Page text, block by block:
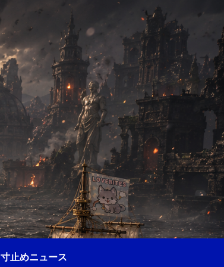
寸止めニュース